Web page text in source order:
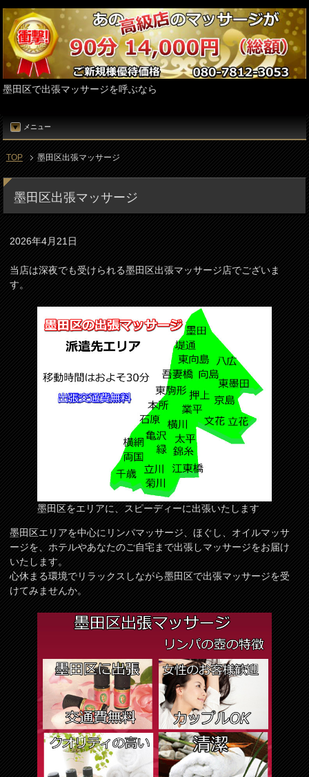
墨田区で出張マッサージを呼ぶなら
メニュー
TOP 墨田区出張マッサージ
墨田区出張マッサージ
2026年4月21日
当店は深夜でも受けられる墨田区出張マッサージ店でございま
す。
墨田区をエリアに、スピーディーに出張いたします
墨田区エリアを中心にリンパマッサージ、ほぐし、オイルマッサ
ージを、ホテルやあなたのご自宅まで出張しマッサージをお届け
いたします。
心休まる環境でリラックスしながら墨田区で出張マッサージを受
けてみませんか。